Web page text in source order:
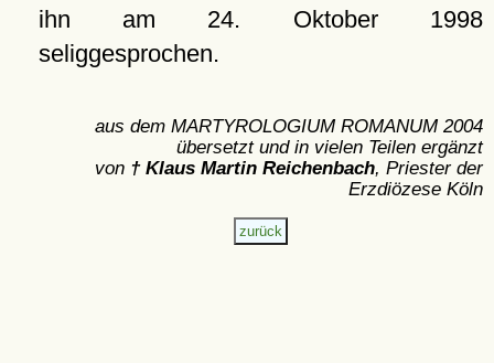
ihn am 24. Oktober 1998
seliggesprochen.
aus dem MARTYROLOGIUM ROMANUM 2004
übersetzt und in vielen Teilen ergänzt
von † Klaus Martin Reichenbach, Priester der
Erzdiözese Köln